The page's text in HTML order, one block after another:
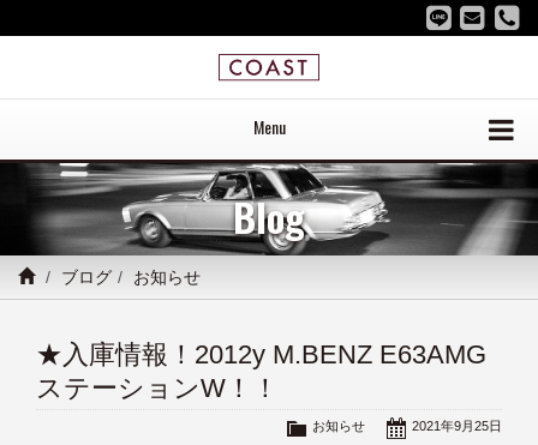
Menu
Blog
ブログ お知らせ
★入庫情報！2012y M.BENZ E63AMG
ステーションW！！
2021年9月25日
お知らせ